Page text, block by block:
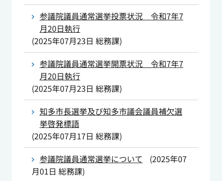
参議院議員通常選挙投票状況 令和7年7
月20日執行
(2025年07月23日 総務課)
参議院議員通常選挙開票状況 令和7年7
月20日執行
(2025年07月23日 総務課)
知多市長選挙及び知多市議会議員補欠選
挙啓発標語
(2025年07月17日 総務課)
参議院議員通常選挙について
(2025年07
月01日 総務課)